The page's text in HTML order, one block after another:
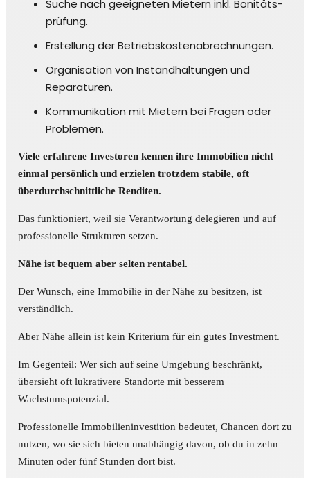
Suche nach geeigneten Mietern inkl. Bonitäts­
prüfung.
Erstellung der Betriebskostenabrechnungen.
Organisation von Instandhaltungen und
Reparaturen.
Kommunikation mit Mietern bei Fragen oder
Problemen.
Viele erfahrene Investoren kennen ihre Immobilien nicht
einmal persönlich und erzielen trotzdem stabile, oft
überdurchschnittliche Renditen.
Das funktioniert, weil sie Verantwortung delegieren und auf
professionelle Strukturen setzen.
Nähe ist bequem aber selten rentabel.
Der Wunsch, eine Immobilie in der Nähe zu besitzen, ist
verständlich.
Aber Nähe allein ist kein Kriterium für ein gutes Investment.
Im Gegenteil: Wer sich auf seine Umgebung beschränkt,
übersieht oft lukrativere Standorte mit besserem
Wachstumspotenzial.
Professionelle Immobilieninvestition bedeutet, Chancen dort zu
nutzen, wo sie sich bieten unabhängig davon, ob du in zehn
Minuten oder fünf Stunden dort bist.